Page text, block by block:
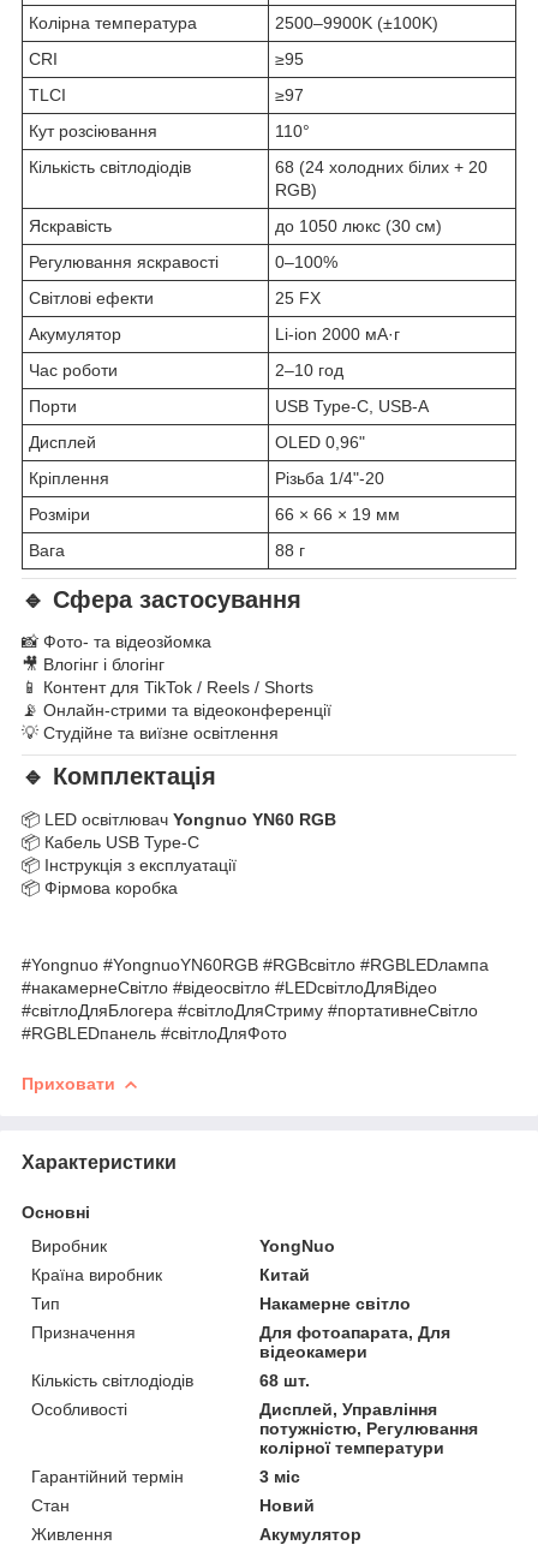
Колірна температура
2500–9900K (±100K)
CRI
≥95
TLCI
≥97
Кут розсіювання
110°
Кількість світлодіодів
68 (24 холодних білих + 20
RGB)
Яскравість
до 1050 люкс (30 см)
Регулювання яскравості
0–100%
Світлові ефекти
25 FX
Акумулятор
Li-ion 2000 мА·г
Час роботи
2–10 год
Порти
USB Type-C, USB-A
Дисплей
OLED 0,96"
Кріплення
Різьба 1/4"-20
Розміри
66 × 66 × 19 мм
Вага
88 г
🔹 Сфера застосування
📸 Фото- та відеозйомка
🎥 Влогінг і блогінг
📱 Контент для TikTok / Reels / Shorts
📡 Онлайн-стрими та відеоконференції
💡 Студійне та виїзне освітлення
🔹 Комплектація
📦 LED освітлювач Yongnuo YN60 RGB
📦 Кабель USB Type-C
📦 Інструкція з експлуатації
📦 Фірмова коробка
#Yongnuo #YongnuoYN60RGB #RGBсвітло #RGBLEDлампа
#накамернеСвітло #відеосвітло #LEDсвітлоДляВідео
#світлоДляБлогера #світлоДляСтриму #портативнеСвітло
#RGBLEDпанель #світлоДляФото
Приховати
Характеристики
Основні
Виробник
YongNuo
Країна виробник
Китай
Тип
Накамерне світло
Призначення
Для фотоапарата, Для
відеокамери
Кількість світлодіодів
68 шт.
Особливості
Дисплей, Управління
потужністю, Регулювання
колірної температури
Гарантійний термін
3 міс
Стан
Новий
Живлення
Акумулятор